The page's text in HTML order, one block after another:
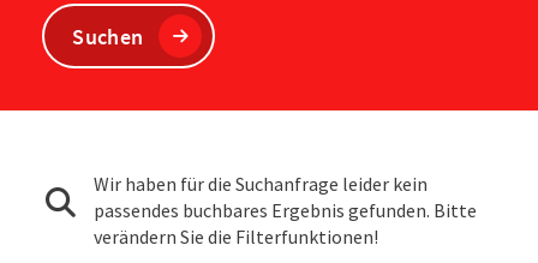
Suchen
Wir haben für die Suchanfrage leider kein
passendes buchbares Ergebnis gefunden. Bitte
verändern Sie die Filterfunktionen!